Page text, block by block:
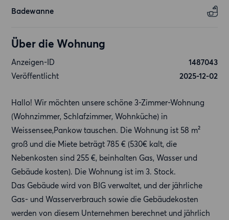
Badewanne
Über die Wohnung
Anzeigen-ID
1487043
Veröffentlicht
2025-12-02
Hallo! Wir möchten unsere schöne 3-Zimmer-Wohnung
(Wohnzimmer, Schlafzimmer, Wohnküche) in
Weissensee,Pankow tauschen. Die Wohnung ist 58 m²
groß und die Miete beträgt 785 € (530€ kalt, die
Nebenkosten sind 255 €, beinhalten Gas, Wasser und
Gebäude kosten). Die Wohnung ist im 3. Stock.
Das Gebäude wird von BIG verwaltet, und der jährliche
Gas- und Wasserverbrauch sowie die Gebäudekosten
werden von diesem Unternehmen berechnet und jährlich